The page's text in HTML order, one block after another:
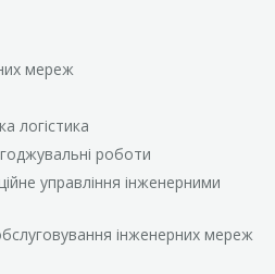
мереж
логістика
роботи
управління інженерними
інженерних мереж